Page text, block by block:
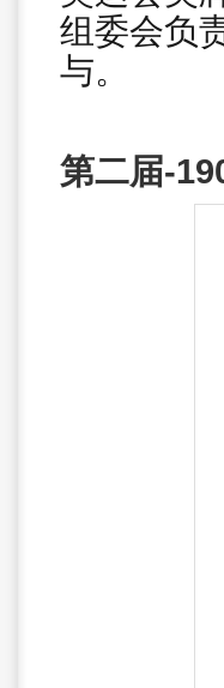
组委会负
与。
第二届-